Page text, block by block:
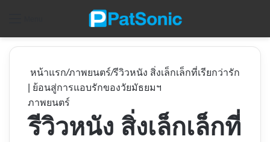
หน้าแรก/ภาพยนตร์/รีวิวหนัง สิ่งเล็กเล็กที่เรียกว่ารัก
| ย้อนสู่การแอบรักของวัยมัธยมฯ
ภาพยนตร์
รีวิวหนัง สิ่งเล็กเล็กที่